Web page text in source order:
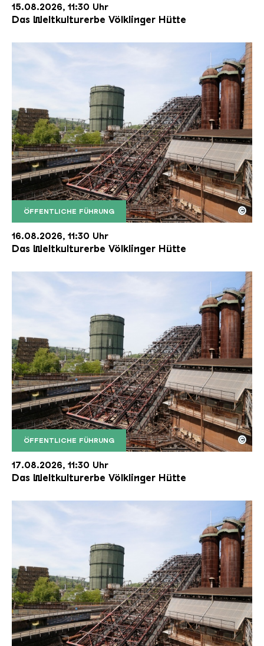
15.08.2026, 11:30 Uhr
Das Weltkulturerbe Völklinger Hütte
ÖFFENTLICHE FÜHRUNG
Der Erzschrägaufzug der Völklinger Hütte mit
Copyright: Weltkulturerbe Völklinger Hütte | Karl
©
16.08.2026, 11:30 Uhr
Das Weltkulturerbe Völklinger Hütte
ÖFFENTLICHE FÜHRUNG
Der Erzschrägaufzug der Völklinger Hütte mit
Copyright: Weltkulturerbe Völklinger Hütte | Karl
©
17.08.2026, 11:30 Uhr
Das Weltkulturerbe Völklinger Hütte